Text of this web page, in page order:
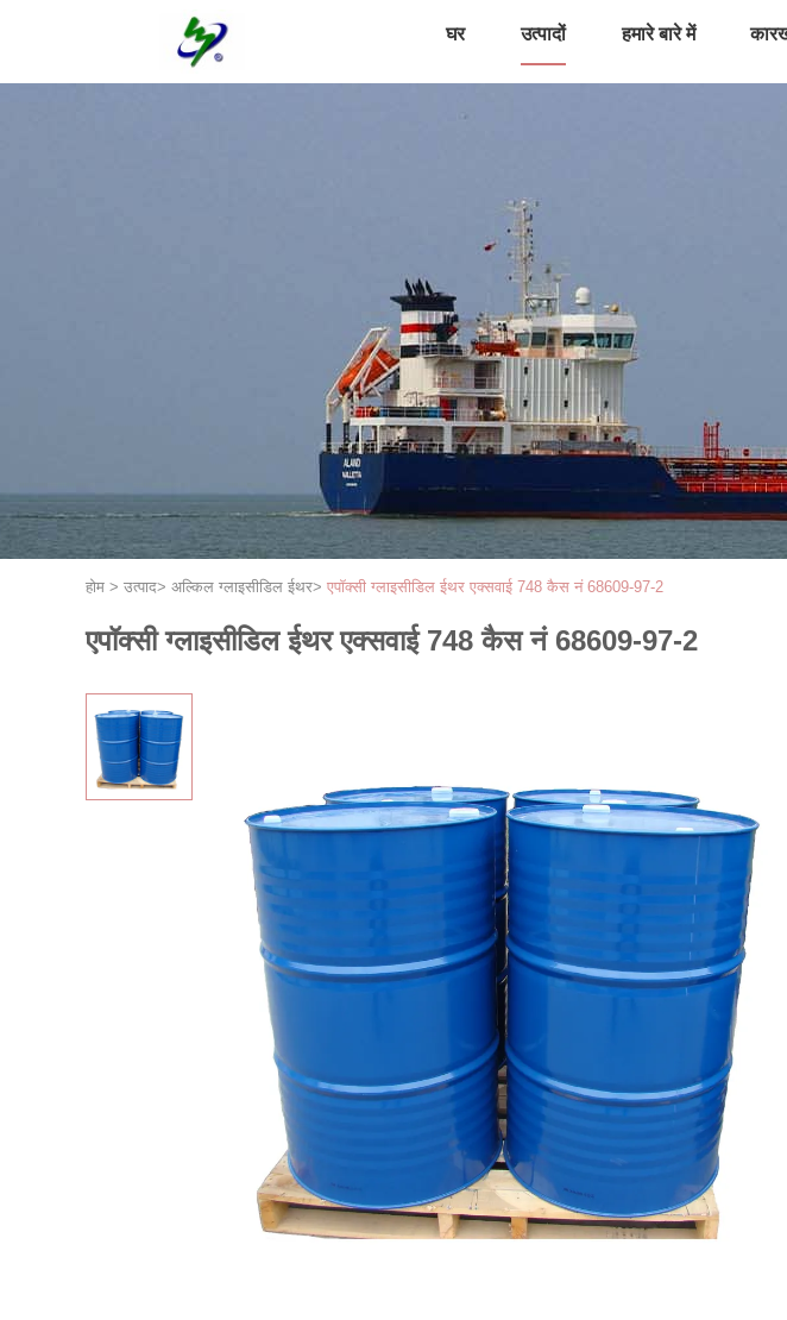
घर उत्पादों हमारे बारे में
होम > उत्पाद> अल्किल ग्लाइसीडिल ईथर> एपॉक्सी ग्लाइसीडिल ईथर एक्सवाई 748 कैस नं 68609-97-2
एपॉक्सी ग्लाइसीडिल ईथर एक्सवाई 748 कैस नं 68609-97-2